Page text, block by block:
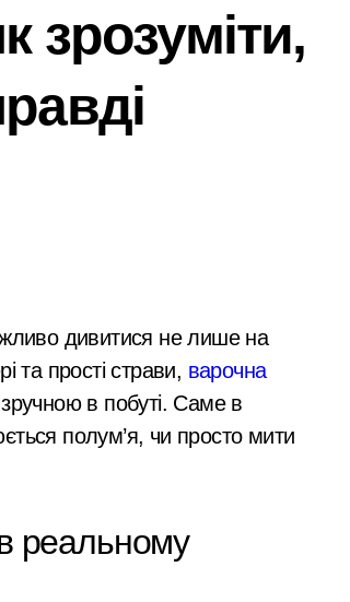
Києві: умови отримання до 40 тисяч
розкрили незаконну схему
12 млн грн: організаторів чекає судові
на індивідуальне опалення:
$18 тисяч через фейкового
тисяч книг та всі свої запаси
ракети у дворі»
поліція Києва висунула підозру
ботоферми для російського сервісу
швидкої віддав бюджетні кошти
зрозуміти,
та прості страви, варочна
в побуті. Саме в
полум’я, чи просто мити
реальному